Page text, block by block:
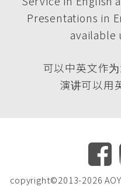
Presentations in
available
可以中英文作
演讲可以用
copyright©2013-2026